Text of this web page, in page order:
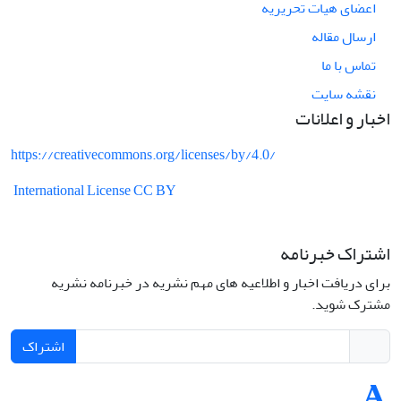
اعضای هیات تحریریه
ارسال مقاله
تماس با ما
نقشه سایت
اخبار و اعلانات
https://creativecommons.org/licenses/by/4.0/
International License CC BY
اشتراک خبرنامه
برای دریافت اخبار و اطلاعیه های مهم نشریه در خبرنامه نشریه
مشترک شوید.
اشتراک